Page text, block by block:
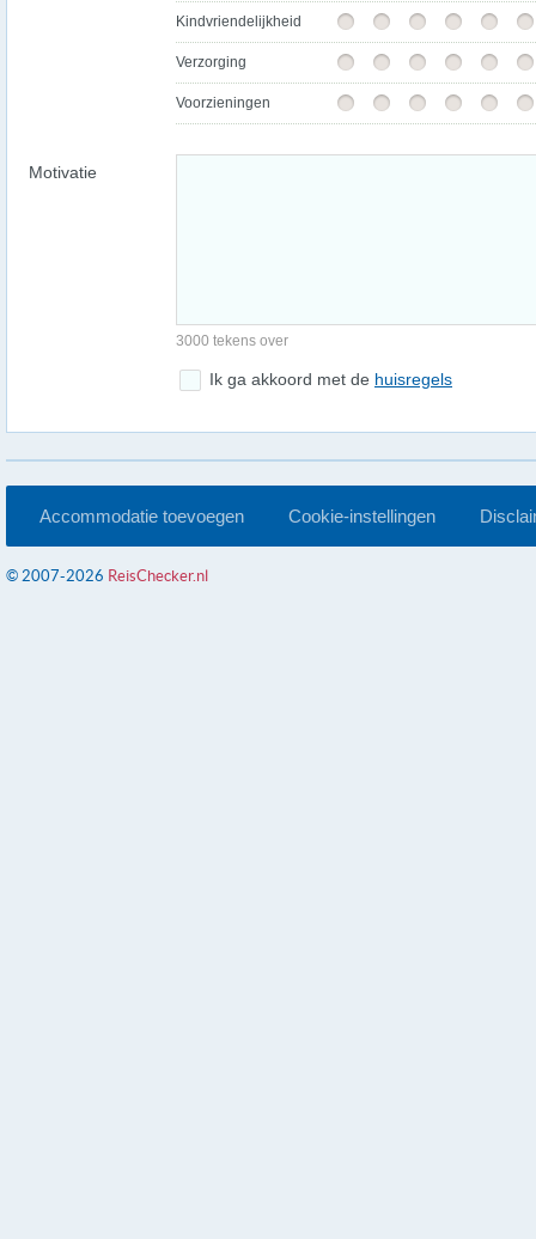
Kindvriendelijkheid
Verzorging
Voorzieningen
Motivatie
3000 tekens over
Ik ga akkoord met de huisregels
Accommodatie toevoegen Cookie-instellingen
© 2007-2026 ReisChecker.nl